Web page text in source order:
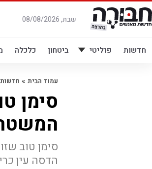
דלג
לתוכן
שבת, 08/08/2026
חדשות פוליטי ביטחון כלכלה
עמוד הבית » חדשות
הדסה עין